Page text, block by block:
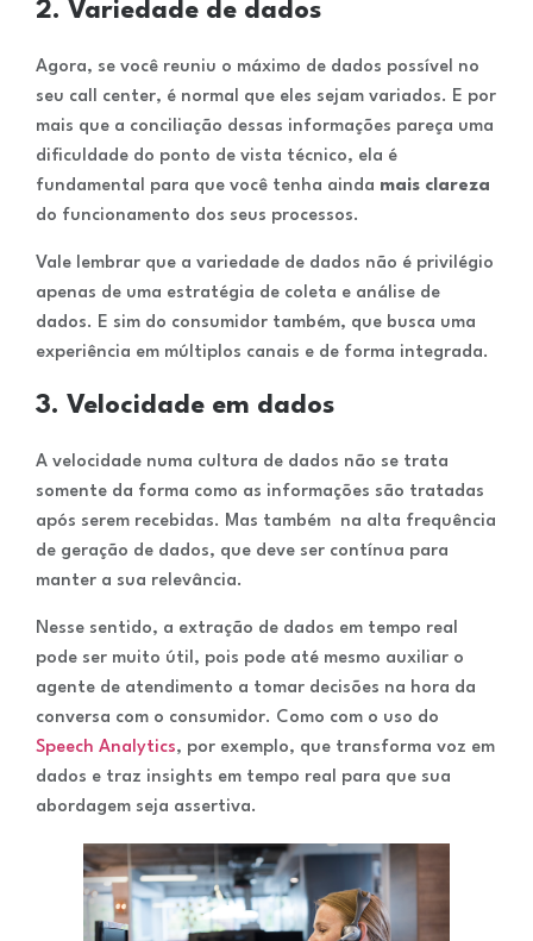
2. Variedade de dados
Agora, se você reuniu o máximo de dados possível no
seu call center, é normal que eles sejam variados. E por
mais que a conciliação dessas informações pareça uma
dificuldade do ponto de vista técnico, ela é
fundamental para que você tenha ainda mais clareza
do funcionamento dos seus processos.
Vale lembrar que a variedade de dados não é privilégio
apenas de uma estratégia de coleta e análise de
dados. E sim do consumidor também, que busca uma
experiência em múltiplos canais e de forma integrada.
3. Velocidade em dados
A velocidade numa cultura de dados não se trata
somente da forma como as informações são tratadas
após serem recebidas. Mas também na alta frequência
de geração de dados, que deve ser contínua para
manter a sua relevância.
Nesse sentido, a extração de dados em tempo real
pode ser muito útil, pois pode até mesmo auxiliar o
agente de atendimento a tomar decisões na hora da
conversa com o consumidor. Como com o uso do
Speech Analytics, por exemplo, que transforma voz em
dados e traz insights em tempo real para que sua
abordagem seja assertiva.